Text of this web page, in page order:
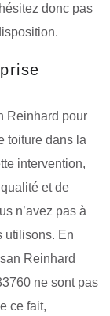
donc pas
Reinhard pour
toiture dans la
intervention,
et de
n’avez pas à
utilisons. En
Reinhard
ne sont pas
ce fait,